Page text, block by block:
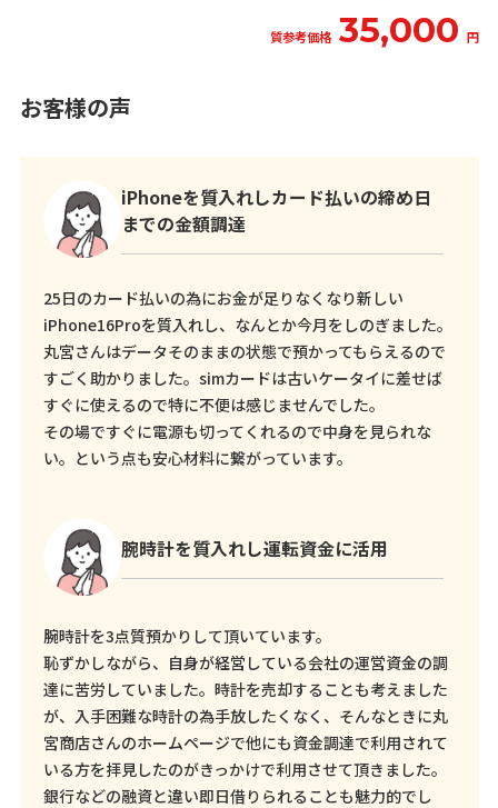
質参考価格 35,000 円
お客様の声
iPhoneを質入れしカード払いの締め日
までの金額調達
25日のカード払いの為にお金が足りなくなり新しい
iPhone16Proを質入れし、なんとか今月をしのぎました。
丸宮さんはデータそのままの状態で預かってもらえるので
すごく助かりました。simカードは古いケータイに差せば
すぐに使えるので特に不便は感じませんでした。
その場ですぐに電源も切ってくれるので中身を見られな
い。という点も安心材料に繋がっています。
腕時計を質入れし運転資金に活用
腕時計を3点質預かりして頂いています。
恥ずかしながら、自身が経営している会社の運営資金の調
達に苦労していました。時計を売却することも考えました
が、入手困難な時計の為手放したくなく、そんなときに丸
宮商店さんのホームページで他にも資金調達で利用されて
いる方を拝見したのがきっかけで利用させて頂きました。
銀行などの融資と違い即日借りられることも魅力的でし